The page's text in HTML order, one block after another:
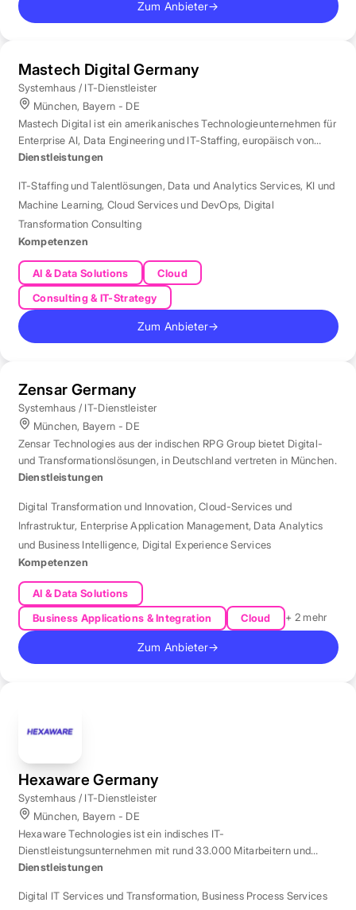
Zum Anbieter→
Mastech Digital Germany
Systemhaus / IT-Dienstleister
München, Bayern - DE
Mastech Digital ist ein amerikanisches Technologieunternehmen für
Enterprise AI, Data Engineering und IT-Staffing, europäisch von
London aus betreut.
Dienstleistungen
IT-Staffing und Talentlösungen, Data und Analytics Services, KI und
Machine Learning, Cloud Services und DevOps, Digital
Transformation Consulting
Kompetenzen
AI & Data Solutions
Cloud
Consulting & IT-Strategy
Zum Anbieter→
Zensar Germany
Systemhaus / IT-Dienstleister
München, Bayern - DE
Zensar Technologies aus der indischen RPG Group bietet Digital-
und Transformationslösungen, in Deutschland vertreten in München.
Dienstleistungen
Digital Transformation und Innovation,Cloud-Services und
Infrastruktur, Enterprise Application Management, Data Analytics
und Business Intelligence, Digital Experience Services
Kompetenzen
AI & Data Solutions
Business Applications & Integration
Cloud + 2 mehr
Zum Anbieter→
Hexaware Germany
Systemhaus / IT-Dienstleister
München, Bayern - DE
Hexaware Technologies ist ein indisches IT-
Dienstleistungsunternehmen mit rund 33.000 Mitarbeitern und
Standort München für Automatisierung und KI.
Dienstleistungen
Digital IT Services und Transformation, Business Process Services